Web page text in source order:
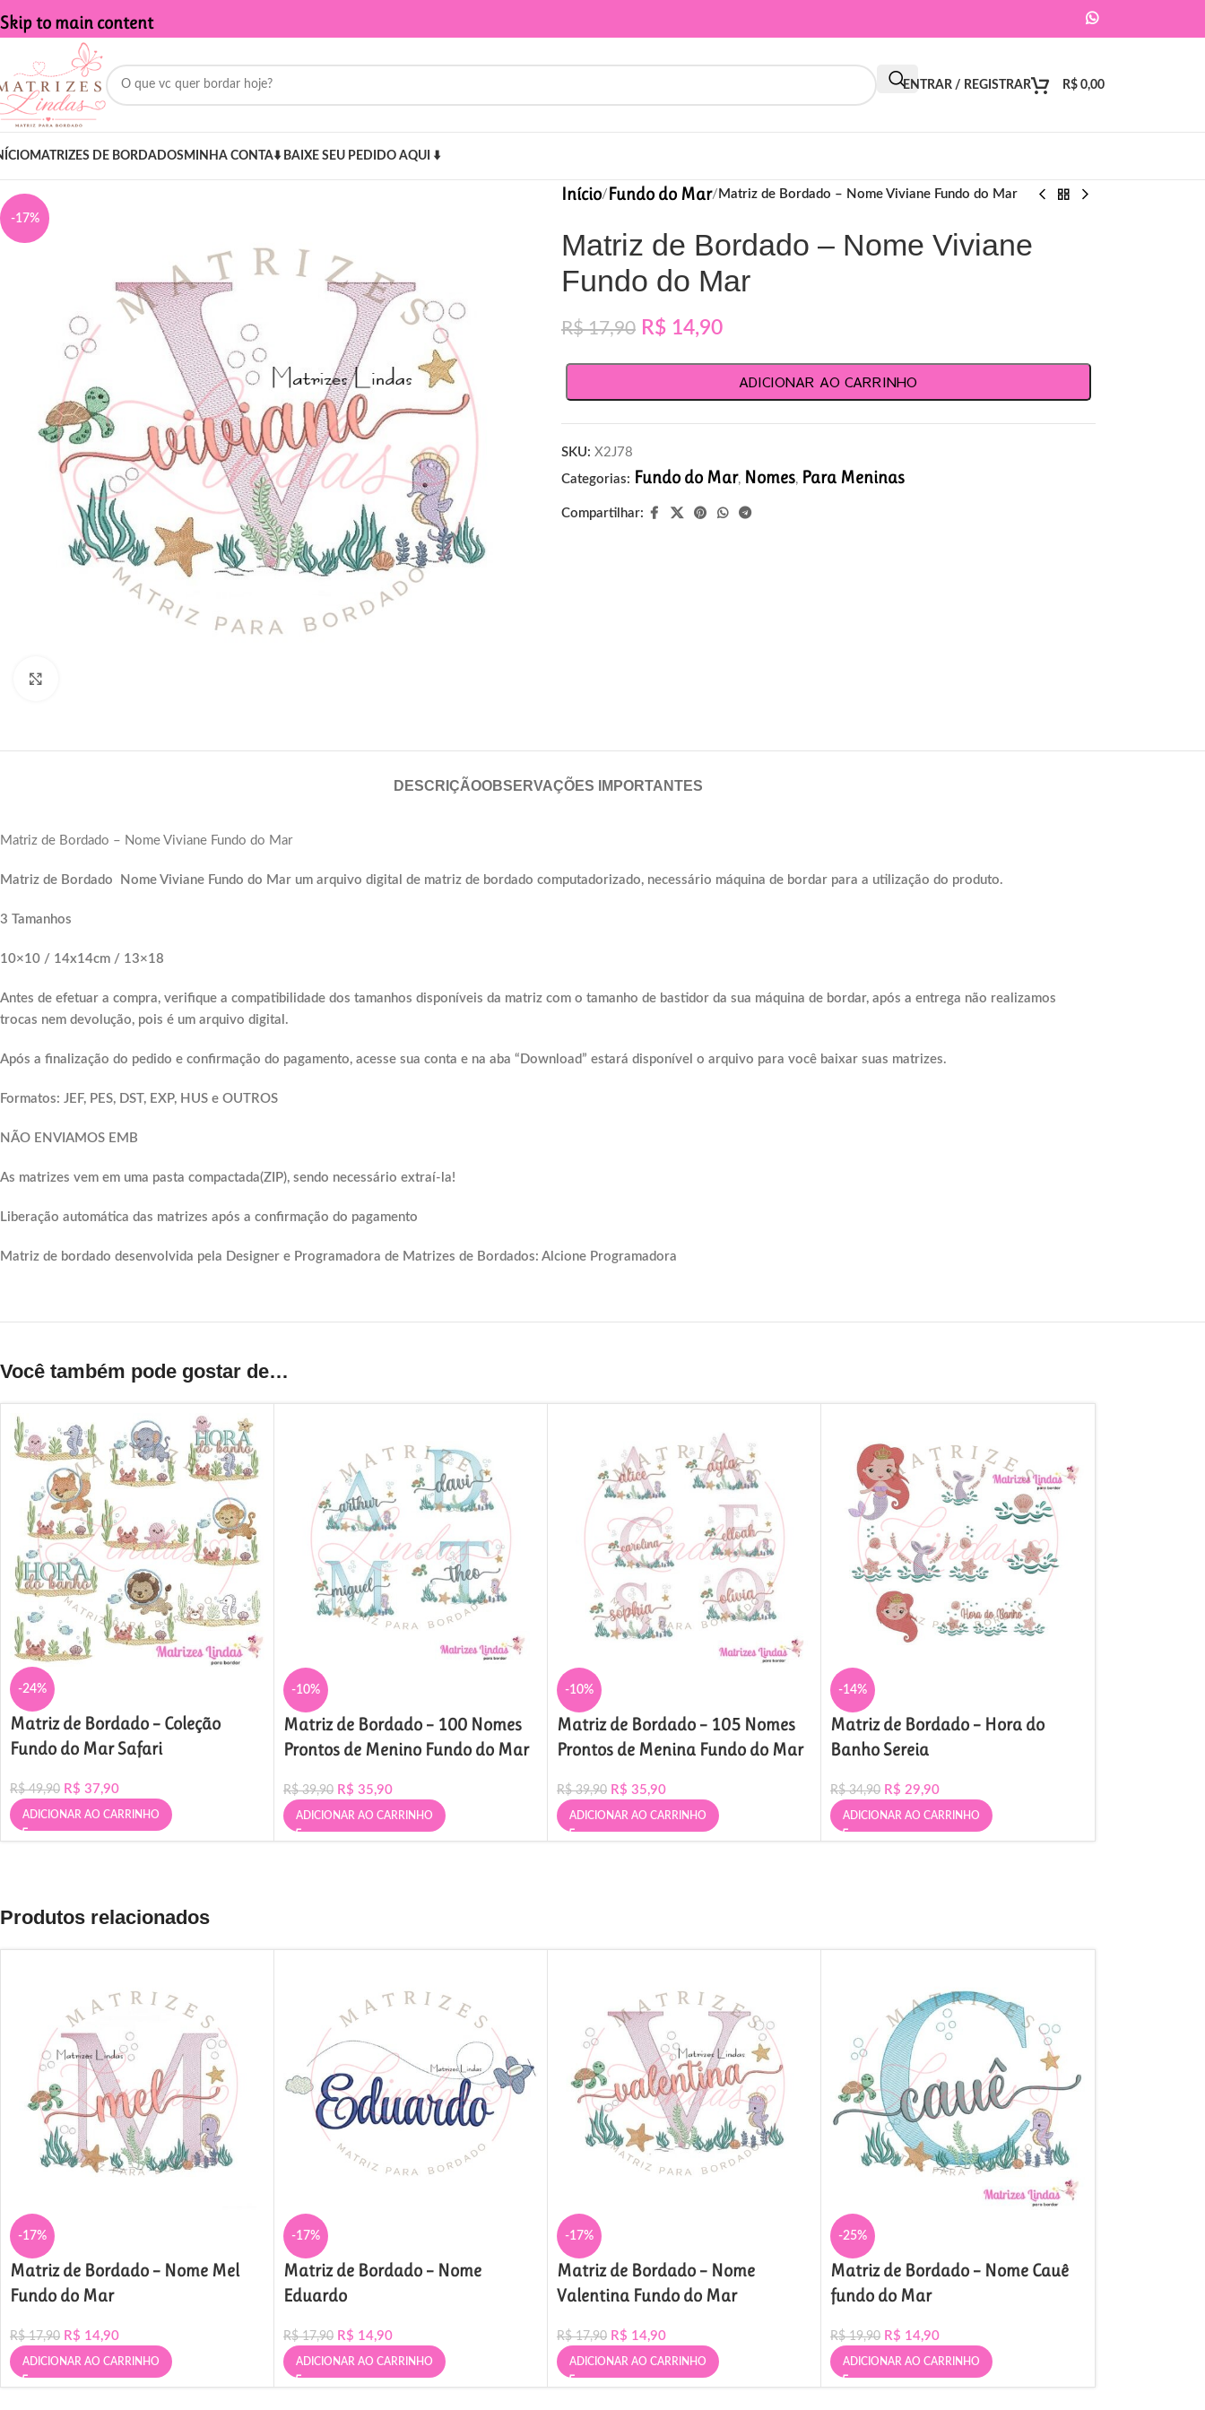
Skip to main content
ENTRAR / REGISTRAR R$ 0,00
MATRIZES DE BORDADOSMINHA CONTA⬇️ BAIXE SEU PEDIDO AQUI ⬇️
-17%
Início/ Fundo do Mar/ Matriz de Bordado – Nome Viviane Fundo do Mar
Matriz de Bordado – Nome Viviane
Fundo do Mar
R$17,90 R$14,90
ADICIONAR AO CARRINHO
SKU: X2J78
Categorias: Fundo do Mar, Nomes, Para Meninas
Compartilhar:
DESCRIÇÃOOBSERVAÇÕES IMPORTANTES
Matriz de Bordado – Nome Viviane Fundo do Mar
Matriz de Bordado Nome Viviane Fundo do Mar um arquivo digital de matriz de bordado computadorizado, necessário máquina de bordar para a utilização do produto.
3 Tamanhos
10×10 / 14x14cm / 13×18
Antes de efetuar a compra, verifique a compatibilidade dos tamanhos disponíveis da matriz com o tamanho de bastidor da sua máquina de bordar, após a entrega não realizamos
trocas nem devolução, pois é um arquivo digital.
Após a finalização do pedido e confirmação do pagamento, acesse sua conta e na aba “Download” estará disponível o arquivo para você baixar suas matrizes.
Formatos: JEF, PES, DST, EXP, HUS e OUTROS
NÃO ENVIAMOS EMB
As matrizes vem em uma pasta compactada(ZIP), sendo necessário extraí-la!
Liberação automática das matrizes após a confirmação do pagamento
Matriz de bordado desenvolvida pela Designer e Programadora de Matrizes de Bordados: Alcione Programadora
Você também pode gostar de…
-24%
Matriz de Bordado – Coleção
Fundo do Mar Safari
R$49,90 R$ 37,90
ADICIONAR AO CARRINHO
-10%
Matriz de Bordado – 100 Nomes
Prontos de Menino Fundo do Mar
R$39,90 R$ 35,90
ADICIONAR AO CARRINHO
-10%
Matriz de Bordado – 105 Nomes
Prontos de Menina Fundo do Mar
R$39,90 R$ 35,90
ADICIONAR AO CARRINHO
-14%
Matriz de Bordado – Hora do
Banho Sereia
R$34,90 R$ 29,90
ADICIONAR AO CARRINHO
Produtos relacionados
-17%
Matriz de Bordado – Nome Mel
Fundo do Mar
R$17,90 R$ 14,90
ADICIONAR AO CARRINHO
-17%
Matriz de Bordado – Nome
Eduardo
R$17,90 R$ 14,90
ADICIONAR AO CARRINHO
-17%
Matriz de Bordado – Nome
Valentina Fundo do Mar
R$17,90 R$ 14,90
ADICIONAR AO CARRINHO
-25%
Matriz de Bordado – Nome Cauê
fundo do Mar
R$19,90 R$ 14,90
ADICIONAR AO CARRINHO